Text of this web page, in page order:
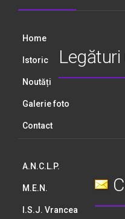
Home
Istoric
Noutăți
Galerie foto
Contact
Legături
A.N.C.L.P.
M.E.N.
I.S.J. Vrancea